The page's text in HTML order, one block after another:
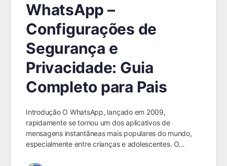
WhatsApp –
Configurações de
Segurança e
Privacidade: Guia
Completo para Pais
Introdução O WhatsApp, lançado em 2009,
rapidamente se tornou um dos aplicativos de
mensagens instantâneas mais populares do mundo,
especialmente entre crianças e adolescentes. O…